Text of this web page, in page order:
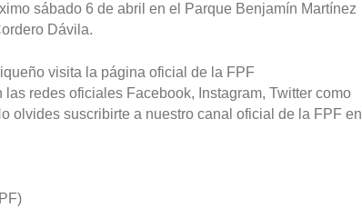
sábado 6 de abril en el Parque Benjamín Martínez
Dávila.
visita la página oficial de la FPF
redes oficiales Facebook, Instagram, Twitter como
olvides suscribirte a nuestro canal oficial de la FPF en